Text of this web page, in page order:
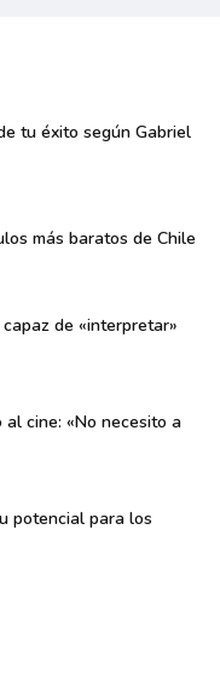
tu éxito según Gabriel
más baratos de Chile
de «interpretar»
al cine: «No necesito a
potencial para los